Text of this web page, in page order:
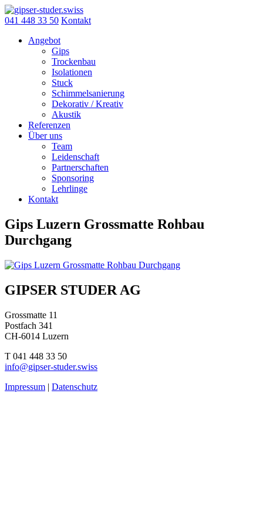
Skip
to
041 448 33 50 Kontakt
Angebot
Gips
Trockenbau
Isolationen
Stuck
Schimmelsanierung
Dekorativ / Kreativ
Akustik
Referenzen
Über uns
Team
Leidenschaft
Partnerschaften
Sponsoring
Lehrlinge
Kontakt
Gips Luzern Grossmatte Rohbau
Durchgang
Beitragsnavigation
GIPSER STUDER AG
Grossmatte 11
Postfach 341
CH-6014 Luzern
T 041 448 33 50
info@gipser-studer.swiss
Impressum | Datenschutz